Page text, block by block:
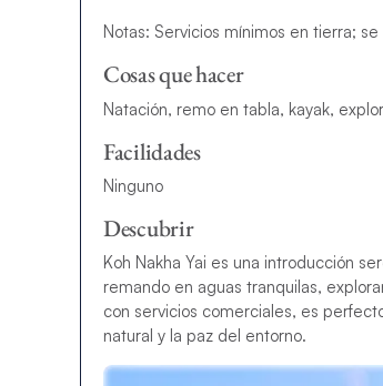
Notas: Servicios mínimos en tierra;
Cosas que hacer
Natación, remo en tabla, kayak,
Facilidades
Ninguno
Descubrir
Koh Nakha Yai es una introducción
remando en aguas tranquilas,
con servicios comerciales, es
natural y la paz del entorno.